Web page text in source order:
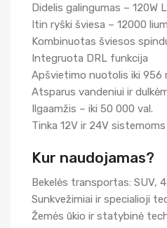
Didelis galingumas – 120W
Itin ryški šviesa – 12000
Kombinuotas šviesos
Integruota DRL funkcija
Apšvietimo nuotolis iki 956
Atsparus vandeniui ir
Ilgaamžis – iki 50 000 val.
Tinka 12V ir 24V sistemoms
Kur naudojamas?
Bekelės transportas: SUV,
Sunkvežimiai ir specialioji
Žemės ūkio ir statybinė